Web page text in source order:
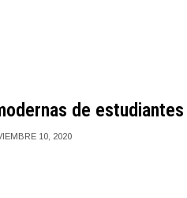
de estudiantes
10, 2020